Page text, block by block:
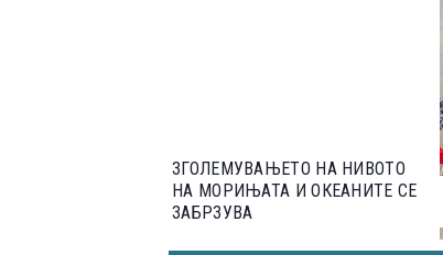
ЗГОЛЕМУВАЊЕТО НА НИВОТО
НА МОРИЊАТА И ОКЕАНИТЕ СЕ
ЗАБРЗУВА